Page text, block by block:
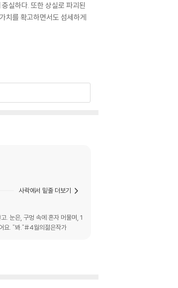
실하다. 또한 상실로 파괴된
치를 확고하면서도 섬세하게
. 눈은, 구멍 속에 혼자 머물며, 1
요. "봐."#4월의젊은작가
사락에서 밑줄 더보기